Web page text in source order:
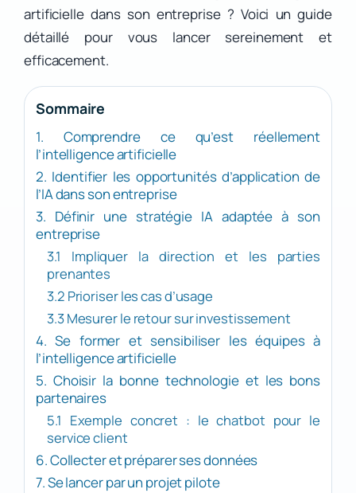
artificielle dans son entreprise ? Voici un guide
détaillé pour vous lancer sereinement et
efficacement.
Sommaire
1. Comprendre ce qu’est réellement
l’intelligence artificielle
2. Identifier les opportunités d’application de
l’IA dans son entreprise
3. Définir une stratégie IA adaptée à son
entreprise
3.1 Impliquer la direction et les parties
prenantes
3.2 Prioriser les cas d’usage
3.3 Mesurer le retour sur investissement
4. Se former et sensibiliser les équipes à
l’intelligence artificielle
5. Choisir la bonne technologie et les bons
partenaires
5.1 Exemple concret : le chatbot pour le
service client
6. Collecter et préparer ses données
7. Se lancer par un projet pilote